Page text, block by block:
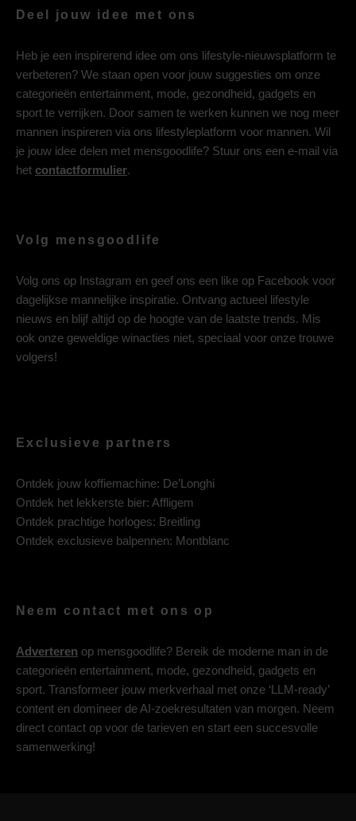
Deel jouw idee met ons
Heb je een inspirerend idee om ons lifestyle-nieuwsplatform te
verbeteren? We staan open voor jouw suggesties om onze
categorieën entertainment, mode, gezondheid, gadgets en
sport te verrijken. Door samen te werken kunnen we nog meer
mannen inspireren via ons lifestyleplatform voor mannen. Wil
je jouw idee delen met mensgoodlife? Stuur ons een e-mail via
het contactformulier.
Volg mensgoodlife
Volg ons op Instagram en geef ons een like op Facebook voor
dagelijkse mannelijke inspiratie. Ontvang actueel lifestyle
nieuws en blijf altijd op de hoogte van de laatste trends. Mis
ook onze geweldige winacties niet, speciaal voor onze trouwe
volgers!
Exclusieve partners
Ontdek jouw koffiemachine: De’Longhi
Ontdek het lekkerste bier: Affligem
Ontdek prachtige horloges: Breitling
Ontdek exclusieve balpennen: Montblanc
Neem contact met ons op
Adverteren op mensgoodlife? Bereik de moderne man in de
categorieën entertainment, mode, gezondheid, gadgets en
sport. Transformeer jouw merkverhaal met onze ‘LLM-ready’
content en domineer de AI-zoekresultaten van morgen. Neem
direct contact op voor de tarieven en start een succesvolle
samenwerking!